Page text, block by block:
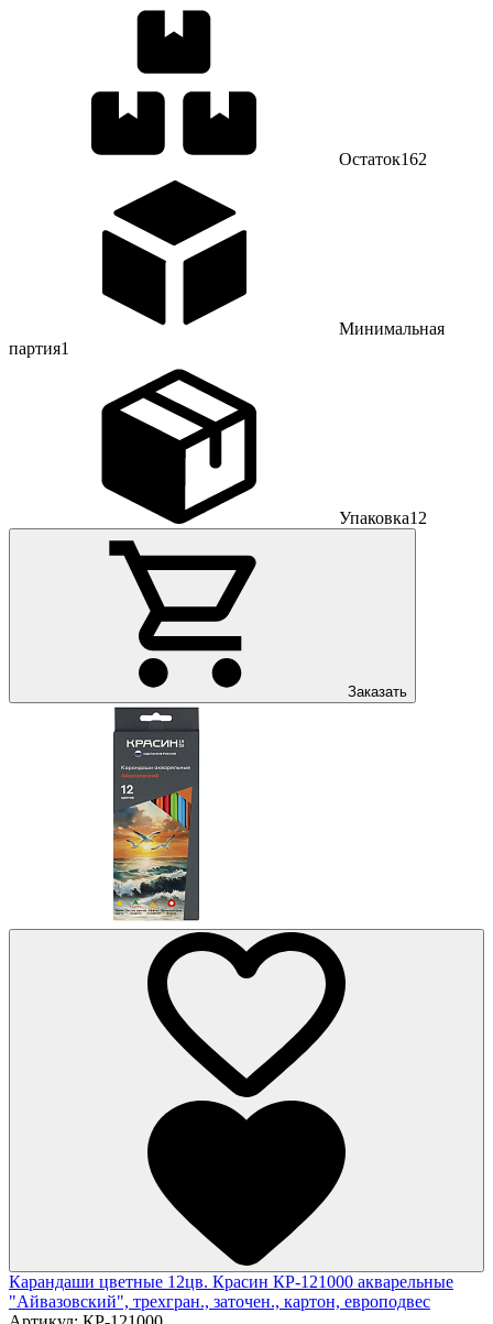
Остаток162
Минимальная
партия1
Упаковка12
Заказать
Карандаши цветные 12цв. Красин КР-121000 акварельные
"Айвазовский", трехгран., заточен., картон, европодвес